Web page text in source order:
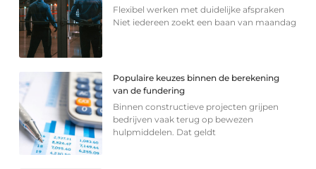
Flexibel werken met duidelijke afspraken
Niet iedereen zoekt een baan van maandag
Populaire keuzes binnen de berekening
van de fundering
Binnen constructieve projecten grijpen
bedrijven vaak terug op bewezen
hulpmiddelen. Dat geldt